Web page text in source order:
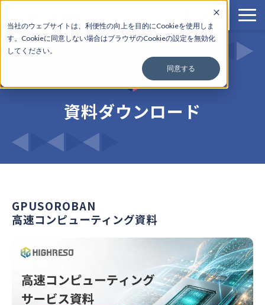
当社のウェブサイトは、利便性の向上を目的にCookieを使用しま
す。Cookieに同意しない場合はブラウザのCookieの設定を無効化
してください。
同意する
サービス一覧
使い方
DOWNLOAD
資料ダウンロード
GPUSOROBAN
高速コンピューティング資料